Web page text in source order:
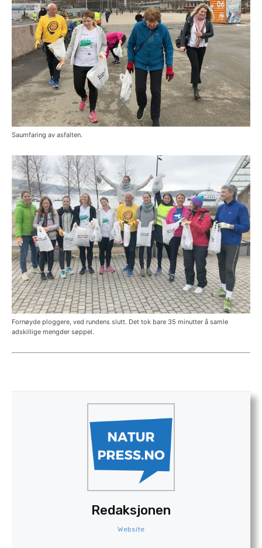
Saumfaring av asfalten.
Fornøyde ploggere, ved rundens slutt. Det tok bare 35 minutter å samle
adskillige mengder søppel.
Redaksjonen
Website